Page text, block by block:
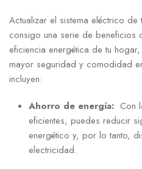
Actualizar el sistema ⁢eléctrico
‌consigo una serie de beneficios
⁤eficiencia energética de tu
mayor ⁣seguridad y ⁢comodidad
incluyen:
Ahorro de ‍energía:
Con
eficientes, puedes reducir
energético y,⁤ por ‍lo tanto,
electricidad.